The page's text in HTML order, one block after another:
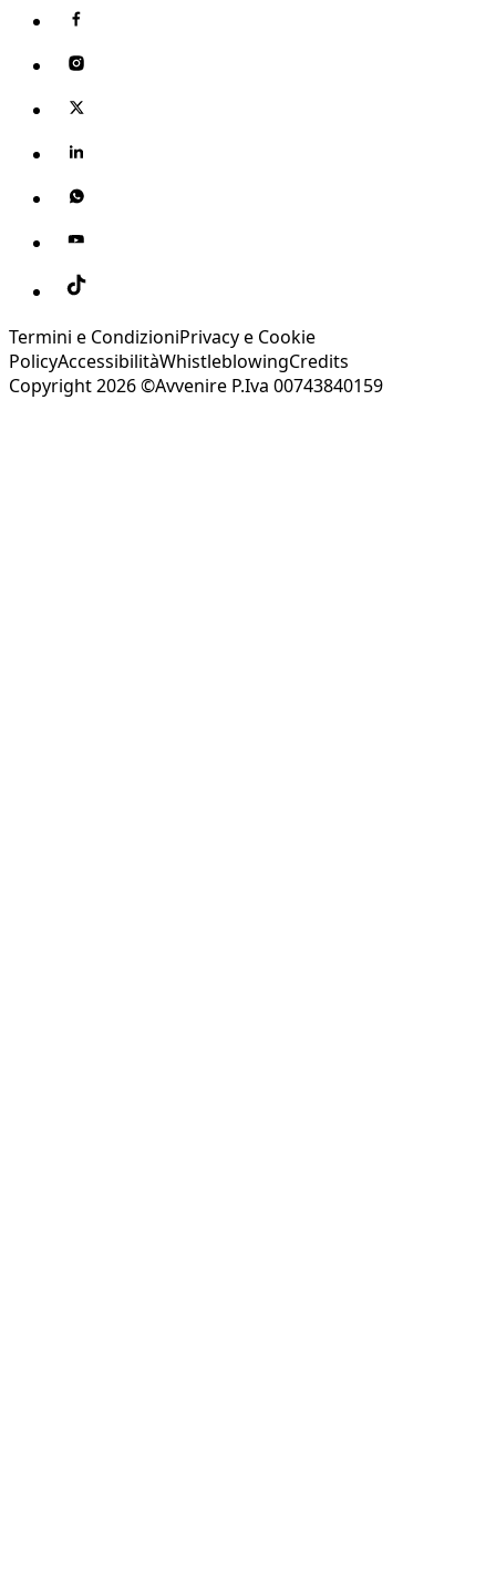
Termini e CondizioniPrivacy e Cookie
PolicyAccessibilitàWhistleblowingCredits
Copyright 2026 ©Avvenire P.Iva 00743840159